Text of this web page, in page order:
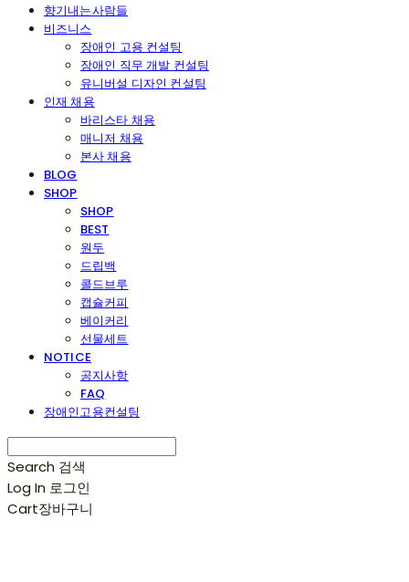
향기내는사람들
비즈니스
장애인 고용 컨설팅
장애인 직무 개발 컨설팅
유니버설 디자인 컨설팅
인재 채용
바리스타 채용
매니저 채용
본사 채용
BLOG
SHOP
SHOP
BEST
원두
드립백
콜드브루
캡슐커피
베이커리
선물세트
NOTICE
공지사항
FAQ
장애인고용컨설팅
Search 검색
Log In 로그인
Cart장바구니